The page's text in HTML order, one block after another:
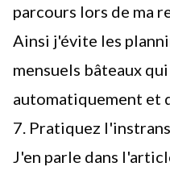
parcours lors de ma
Ainsi j'évite les
mensuels bâteaux
automatiquement et
7. Pratiquez
J'en parle dans